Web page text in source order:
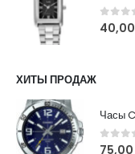
0 out
40,00
ХИТЫ ПРОДАЖ
Часы
0out
75,00